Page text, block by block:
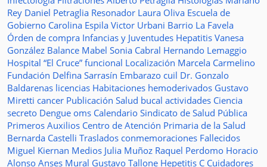
Rey Daniel Petraglia Resonador Laura Oliva Escuela de
Gobierno Carolina Espila Victor Urbani Barrio La Favela
Órden de compra Infancias y Juventudes Hepatitis Vanesa
González Balance Mabel Sonia Cabral Hernando Lemaggio
Hospital “El Cruce” funcional Localización Marcela Carmelino
Fundación Delfina Sarrasín Embarazo cuil Dr. Gonzalo
Baldarenas licencias Habitaciones hemoderivados Gustavo
Miretti cancer Publicación Salud bucal actividades Ciencia
secreto Dengue oms Calendario Sindicato de Salud Pública
Primeros Auxilios Centro de Atención Primaria de la Salud
Bernarda Castelli Traslados conmemoraciones Fallecidos
Miguel Kiernan Medios Julia Muñoz Raquel Perdomo Horacio
Alonso Anses Mural Gustavo Tallone Hepetitis C Cuidadores